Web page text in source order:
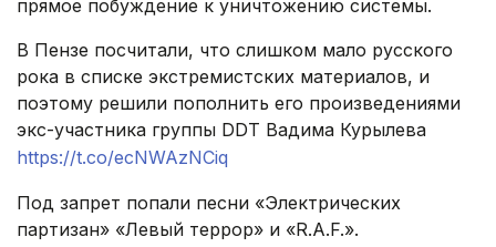
прямое побуждение к уничтожению системы.
В Пензе посчитали, что слишком мало русского
рока в списке экстремистских материалов, и
поэтому решили пополнить его произведениями
экс-участника группы DDT Вадима Курылева
https://t.co/ecNWAzNCiq
Под запрет попали песни «Электрических
партизан» «Левый террор» и «R.A.F.».